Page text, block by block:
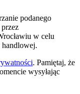
podanego
w celu
handlowej.
. Pamiętaj, że
wysyłając